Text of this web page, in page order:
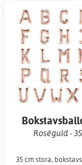
Roséguld -
35 cm stora,